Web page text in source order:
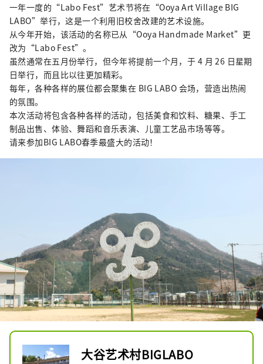
一年一度的“Labo Fest”艺术节将在“Ooya Art Village BIG
LABO”举行，这是一个利用旧校舍改建的艺术设施。
从今年开始，该活动的名称已从“Ooya Handmade Market”更
改为“Labo Fest”。
虽然通常在五月份举行，但今年将提前一个月，于 4 月 26 日星期
日举行，而且比以往更加精彩。
每年，各种各样的展位都会聚集在 BIG LABO 会场，营造出热闹
的氛围。
本次活动将包含各种各样的活动，包括美食和饮料、糖果、手工
制品出售、体验、舞蹈和音乐表演、儿童工艺品市场等等。
请来参加BIG LABO春季最盛大的活动！
大谷艺术村BIGLABO